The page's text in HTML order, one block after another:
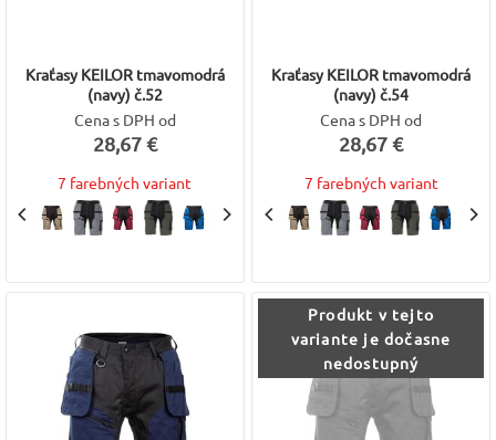
Kraťasy KEILOR tmavomodrá
(navy) č.52
Cena s DPH od
28,67 €
7 farebných variant
Kraťasy KEILOR tmavomodrá
(navy) č.54
Cena s DPH od
28,67 €
7 farebných variant
Produkt v tejto
variante je dočasne
nedostupný